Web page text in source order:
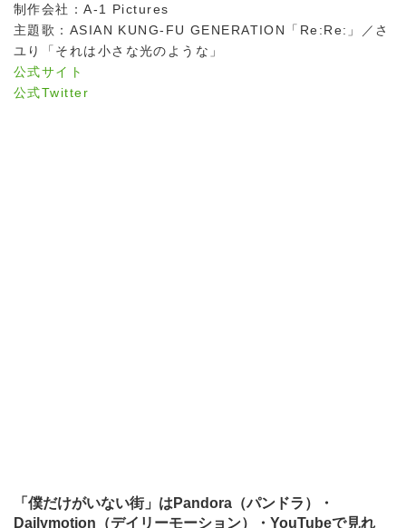
制作会社：A-1 Pictures
主題歌：ASIAN KUNG-FU GENERATION「Re:Re:」／さ
ユり「それは小さな光のような」
公式サイト
公式Twitter
「僕だけがいない街」はPandora（パンドラ）・
Dailymotion（デイリーモーション）・YouTubeで見れ